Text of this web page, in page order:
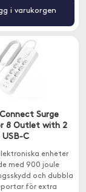
i varukorgen
Surge
8 Outlet with 2
USB-C
enheter
med 900 joule
och dubbla
portar för extra